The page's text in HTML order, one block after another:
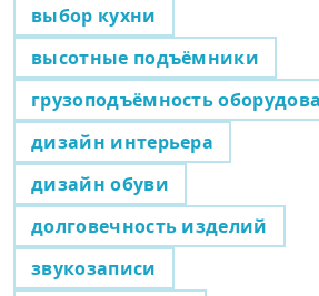
выбор кухни
высотные подъёмники
грузоподъёмность
дизайн интерьера
дизайн обуви
долговечность изделий
звукозаписи